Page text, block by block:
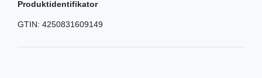
Produktidentifikator
GTIN: 4250831609149